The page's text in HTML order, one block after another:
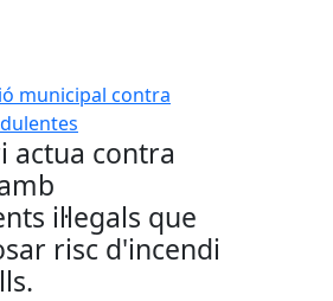
municipal contra
actua contra
il·legals que
risc d'incendi